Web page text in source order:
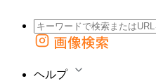
外部サイトの商品をカートに追加
画像検索
ヘルプ